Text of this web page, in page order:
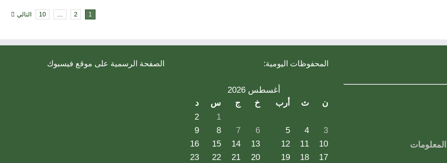
1
2
…
10 التالي
المحفوظات اليومية:
أغسطس 2026
ن
ث أرب خ ج س
د
1
2
3
4
5
6
7
8
9
10
11
12
13
14
15
16
17
18
19
20
21
22
23
الصفحة الرسمية على موقع فيسبوك